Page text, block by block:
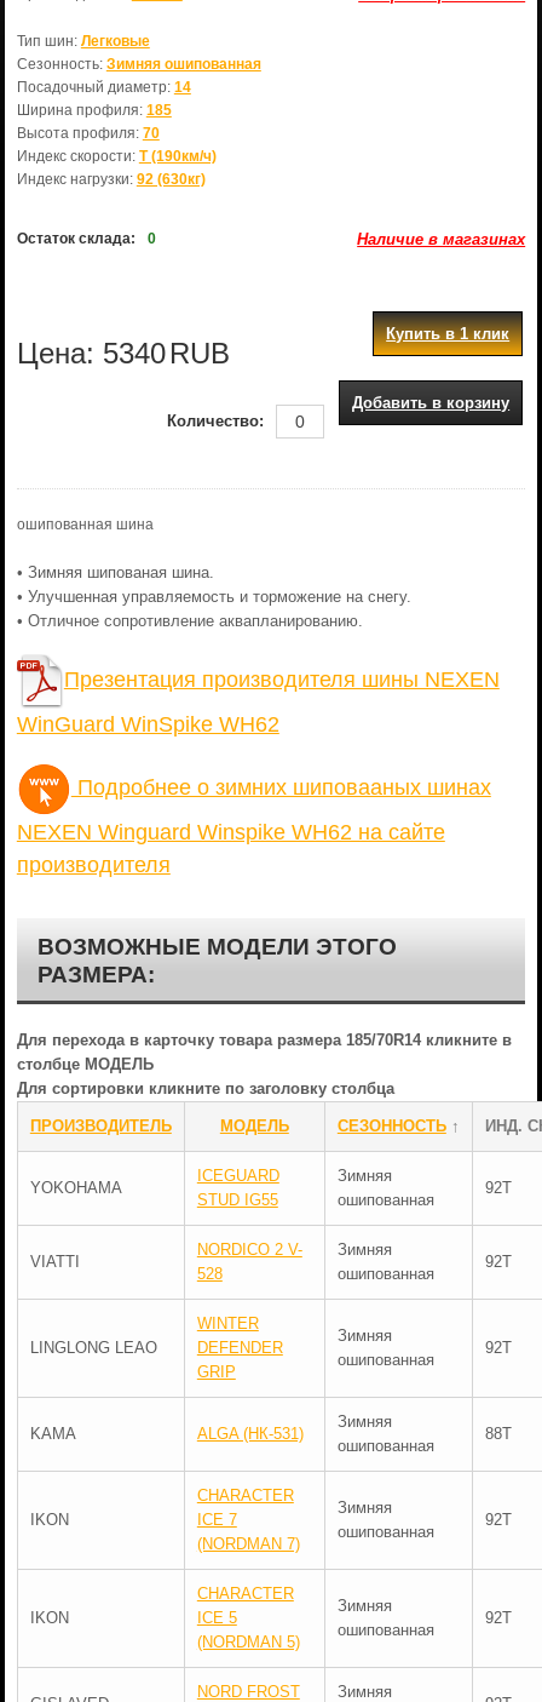
Тип шин: Легковые
Сезонность: Зимняя ошипованная
Посадочный диаметр: 14
Ширина профиля: 185
Высота профиля: 70
Индекс скорости: T (190км/ч)
Индекс нагрузки: 92 (630кг)
Остаток склада: 0 Наличие в магазинах
Цена: 5340RUB
Купить в 1 клик
Добавить в корзину
Количество:
ошипованная шина
• Зимняя шипованая шина.
• Улучшенная управляемость и торможение на снегу.
• Отличное сопротивление аквапланированию.
Презентация производителя шины NEXEN
WinGuard WinSpike WH62
Подробнее о зимних шиповааных шинах
NEXEN Winguard Winspike WH62 на сайте
производителя
ВОЗМОЖНЫЕ МОДЕЛИ ЭТОГО
РАЗМЕРА:
Для перехода в карточку товара размера 185/70R14 кликните в
столбце МОДЕЛЬ
Для сортировки кликните по заголовку столбца
ПРОИЗВОДИТЕЛЬ МОДЕЛЬ СЕЗОННОСТЬ↑ ИНД.
YOKOHAMA
ICEGUARD
STUD IG55
Зимняя
ошипованная
92T
VIATTI
NORDICO 2 V-
528
Зимняя
ошипованная
92T
LINGLONG LEAO
WINTER
DEFENDER
GRIP
Зимняя
ошипованная
92T
KAMA ALGA (НК-531)
Зимняя
ошипованная
88T
IKON
CHARACTER
ICE 7
(NORDMAN 7)
Зимняя
ошипованная
92T
IKON
CHARACTER
ICE 5
(NORDMAN 5)
Зимняя
ошипованная
92T
NORD FROST Зимняя